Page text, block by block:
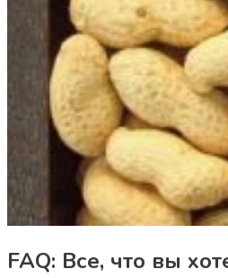
FAQ: Все, что вы